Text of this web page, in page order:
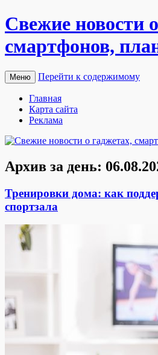
Свежие новости
смартфонов,
Меню Перейти к содержимому
Главная
Карта сайта
Реклама
Архив за день:
Тренировки дома: как
спортзала